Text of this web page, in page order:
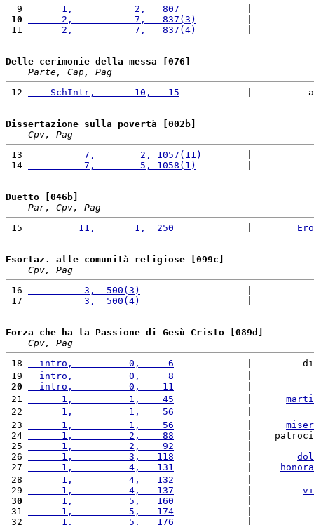
  9
      1,           2,   807
10
      2,           7,   837(3)
11
      2,           7,   837(4)
Delle cerimonie della messa [076]
Parte, Cap, Pag
12
    SchIntr,       10,   15
|
Dissertazione sulla povertà [002b]
Cpv, Pag
13
          7,        2, 1057(11)
14
          7,        5, 1058(1)
Duetto [046b]
Par, Cpv, Pag
15
         11,       1,  250
Esortaz. alle comunità religiose [099c]
Cpv, Pag
16
          3,  500(3)
17
          3,  500(4)
Forza che ha la Passione di Gesù Cristo [089d]
Cpv, Pag
18
  intro,          0,     6
|
19
  intro,          0,     8
20
  intro,          0,    11
21
      1,          1,    45
22
      1,          1,    56
23
      1,          1,    56
24
      1,          2,    88
|
25
      1,          2,    92
26
      1,          3,   118
27
      1,          4,   131
28
      1,          4,   132
29
      1,          4,   137
30
      1,          5,   160
31
      1,          5,   174
32
      1,          5,   176